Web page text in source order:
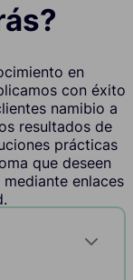
en
con éxito
namibio a
resultados de
prácticas
que deseen
enlaces